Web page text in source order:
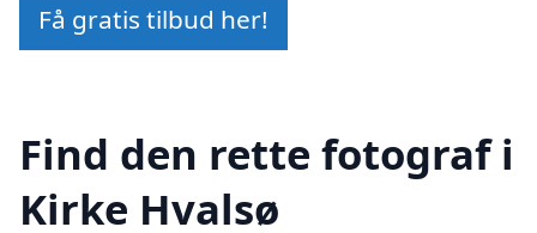
Få gratis tilbud her!
Find den rette fotograf i
Kirke Hvalsø